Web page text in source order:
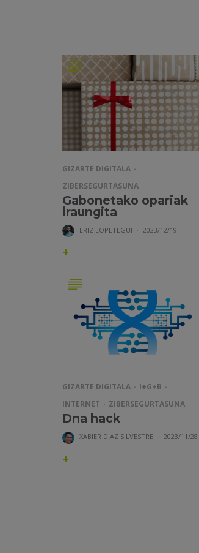
GIZARTE DIGITALA
ZIBERSEGURTASUNA
Gabonetako opariak
iraungita
ERIZ LOPETEGUI · 2023/12/19
+
GIZARTE DIGITALA
I+G+B
INTERNET
ZIBERSEGURTASUNA
Dna hack
XABIER DIAZ SILVESTRE · 2023/11/28
+